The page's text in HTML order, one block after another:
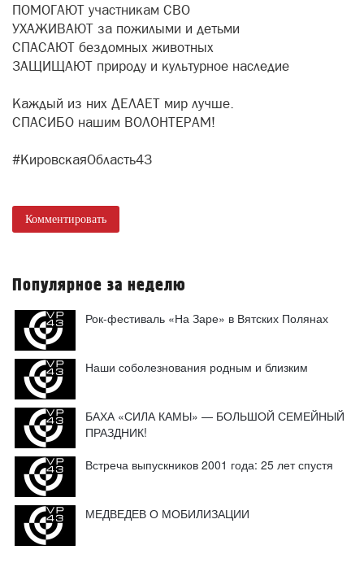
ПОМОГАЮТ участникам СВО
УХАЖИВАЮТ за пожилыми и детьми
СПАСАЮТ бездомных животных
ЗАЩИЩАЮТ природу и культурное наследие
Каждый из них ДЕЛАЕТ мир лучше.
СПАСИБО нашим ВОЛОНТЕРАМ!
#КировскаяОбласть43
Комментировать
Популярное за неделю
Рок-фестиваль «На Заре» в Вятских Полянах
Наши соболезнования родным и близким
БАХА «СИЛА КАМЫ» — БОЛЬШОЙ СЕМЕЙНЫЙ
ПРАЗДНИК!
Встреча выпускников 2001 года: 25 лет спустя
МЕДВЕДЕВ О МОБИЛИЗАЦИИ